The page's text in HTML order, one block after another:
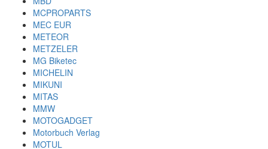
MCPROPARTS
MEC EUR
METEOR
METZELER
MG Biketec
MICHELIN
MIKUNI
MITAS
MMW
MOTOGADGET
Motorbuch Verlag
MOTUL